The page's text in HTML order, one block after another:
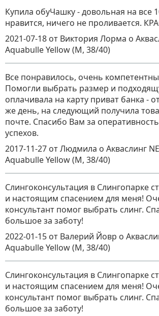
Купила обуЧашку - довольная на все
нравится, ничего не проливается.
2021-07-18 от Виктория Лорма о
Aquabulle Yellow (M, 38/40)
Все понравилось, очень
Помогли выбрать размер и
оплачивала на карту приват банка -
же день, на следующий получила
почте. Спасибо Вам за
успехов.
2017-11-27 от Людмила о Акваслинг
Aquabulle Yellow (M, 38/40)
Слингоконсультация в Слингопарке
и настоящим спасением для меня!
консультант помог выбрать слинг.
большое за заботу!
2022-01-15 от Валерий Йовр о
Aquabulle Yellow (M, 38/40)
Слингоконсультация в Слингопарке
и настоящим спасением для меня!
консультант помог выбрать слинг.
большое за заботу!